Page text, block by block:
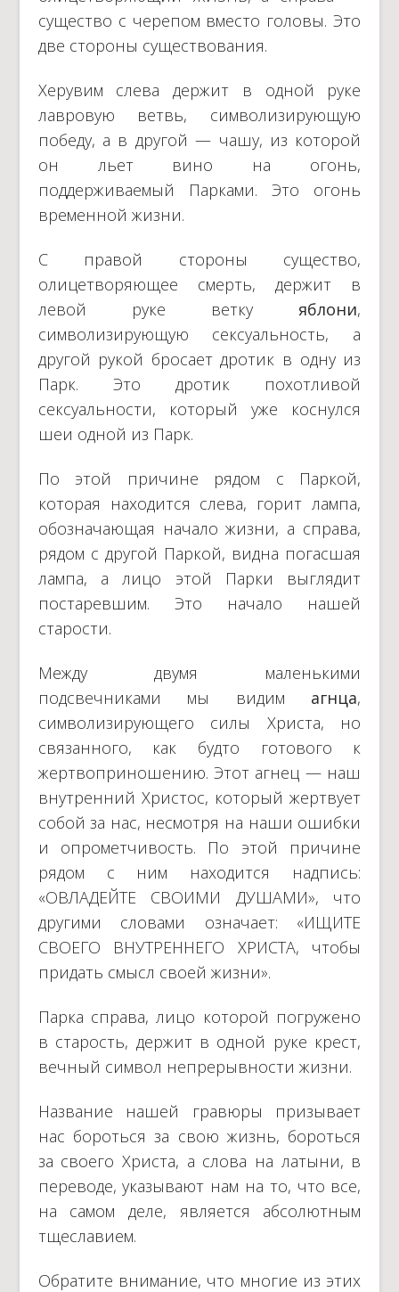
существо с черепом вместо головы. Это
две стороны существования.
Херувим слева держит в одной руке
лавровую ветвь, символизирующую
победу, а в другой — чашу, из которой
он льет вино на огонь,
поддерживаемый Парками. Это огонь
временной жизни.
С правой стороны существо,
олицетворяющее смерть, держит в
левой руке веткуяблони,
символизирующую сексуальность, а
другой рукой бросает дротик в одну из
Парк. Это дротик похотливой
сексуальности, который уже коснулся
шеи одной из Парк.
По этой причине рядом с Паркой,
которая находится слева, горит лампа,
обозначающая начало жизни, а справа,
рядом с другой Паркой, видна погасшая
лампа, а лицо этой Парки выглядит
постаревшим. Это начало нашей
старости.
Между двумя маленькими
подсвечниками мы видим агнца,
символизирующего силы Христа, но
связанного, как будто готового к
жертвоприношению. Этот агнец — наш
внутренний Христос, который жертвует
собой за нас, несмотря на наши ошибки
и опрометчивость. По этой причине
рядом с ним находится надпись:
«ОВЛАДЕЙТЕ СВОИМИ ДУШАМИ», что
другими словами означает: «ИЩИТЕ
СВОЕГО ВНУТРЕННЕГО ХРИСТА, чтобы
придать смысл своей жизни».
Парка справа, лицо которой погружено
в старость, держит в одной руке крест,
вечный символ непрерывности жизни.
Название нашей гравюры призывает
нас бороться за свою жизнь, бороться
за своего Христа, а слова на латыни, в
переводе, указывают нам на то, что все,
на самом деле, является абсолютным
тщеславием.
Обратите внимание, что многие из этих